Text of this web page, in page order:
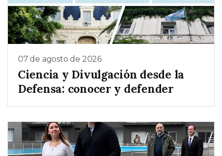
07 de agosto de 2026
Ciencia y Divulgación desde la
Defensa: conocer y defender